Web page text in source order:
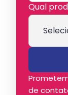
Qual
de